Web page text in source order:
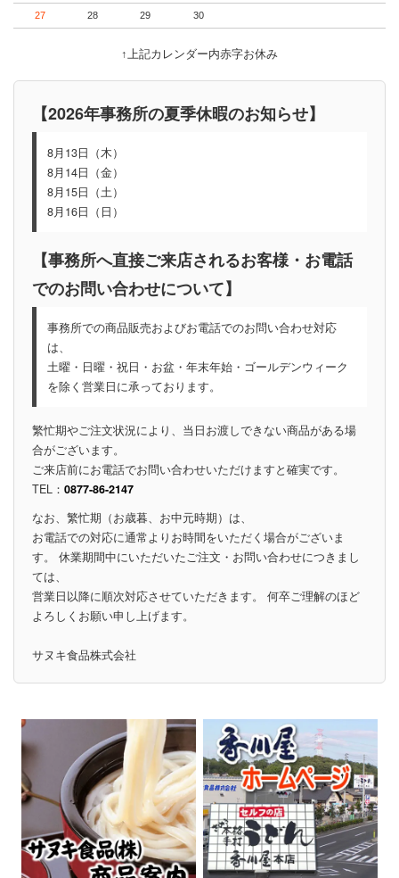
27 28 29 30
↑上記カレンダー内赤字お休み
【2026年事務所の夏季休暇のお知らせ】
8月13日（木）
8月14日（金）
8月15日（土）
8月16日（日）
【事務所へ直接ご来店されるお客様・お電話
でのお問い合わせについて】
事務所での商品販売およびお電話でのお問い合わせ対応
は、
土曜・日曜・祝日・お盆・年末年始・ゴールデンウィーク
を除く営業日に承っております。
繁忙期やご注文状況により、当日お渡しできない商品がある場
合がございます。
ご来店前にお電話でお問い合わせいただけますと確実です。
TEL： 0877-86-2147
なお、繁忙期（お歳暮、お中元時期）は、
お電話での対応に通常よりお時間をいただく場合がございま
す。 休業期間中にいただいたご注文・お問い合わせにつきまし
ては、
営業日以降に順次対応させていただきます。 何卒ご理解のほど
よろしくお願い申し上げます。
サヌキ食品株式会社